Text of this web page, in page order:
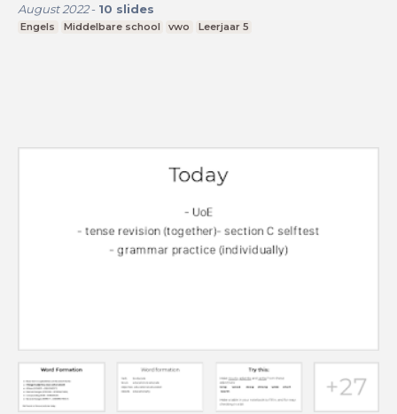
August 2022- 10 slides
Engels Middelbare school vwo Leerjaar 5